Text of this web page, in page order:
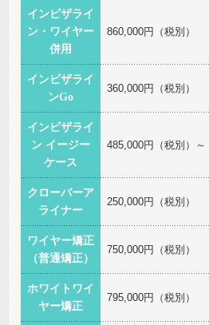
インビザライ
ン・ワイヤー
併用
860,000円（税別）
インビザライ
ンGo
360,000円（税別）
インビザライ
ン イージー
ケース
485,000円（税別）～
クローバーア
ライナー
250,000円（税別）
ワイヤー矯正
（普通矯正）
750,000円（税別）
ホワイトワイ
ヤー矯正
795,000円（税別）